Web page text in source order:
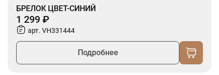
БРЕЛОК ЦВЕТ-СИНИЙ
1 299 ₽
арт. VH331444
Подробнее